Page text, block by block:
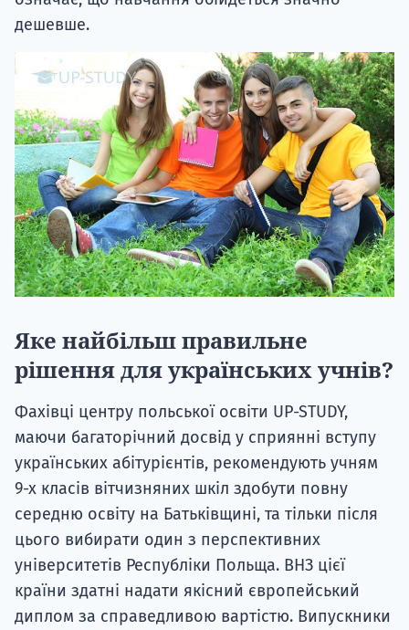
дешевше.
Яке найбільш правильне
рішення для українських учнів?
Фахівці центру польської освіти UP-STUDY,
маючи багаторічний досвід у сприянні вступу
українських абітурієнтів, рекомендують учням
9-х класів вітчизняних шкіл здобути повну
середню освіту на Батьківщині, та тільки після
цього вибирати один з перспективних
університетів Республіки Польща. ВНЗ цієї
країни здатні надати якісний європейський
диплом за справедливою вартістю. Випускники